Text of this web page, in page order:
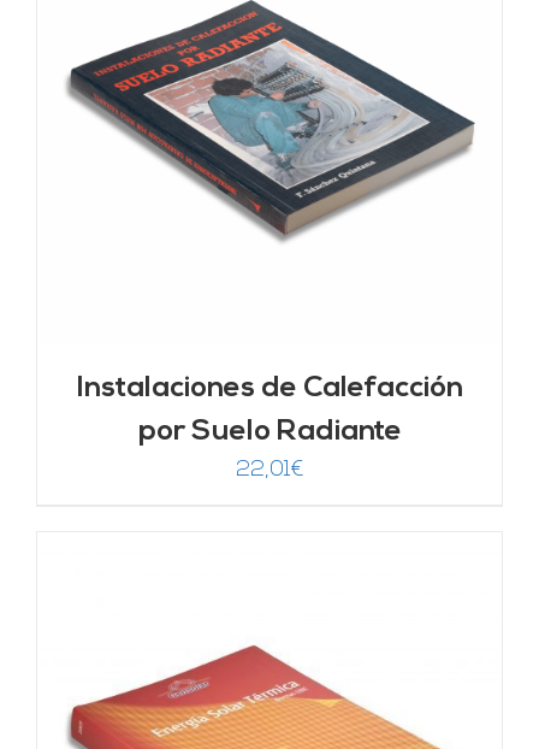
Instalaciones de Calefacción
por Suelo Radiante
22,01€